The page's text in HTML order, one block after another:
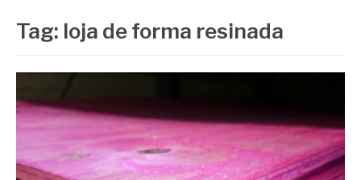
Tag: loja de forma resinada